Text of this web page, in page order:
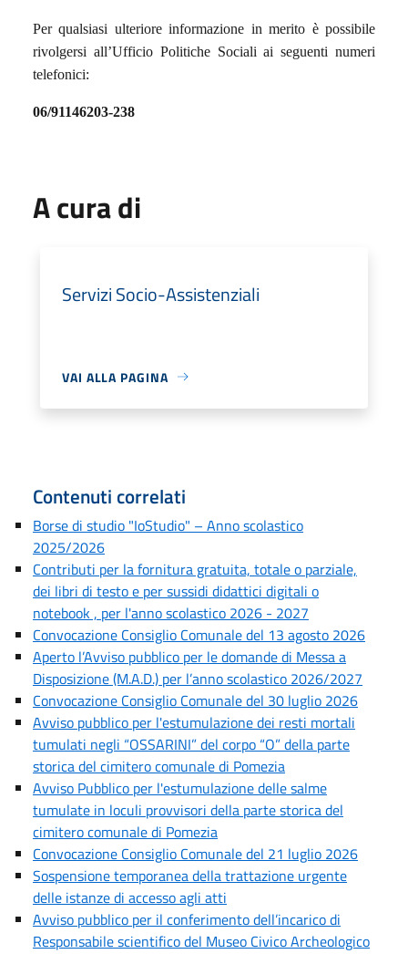
Per qualsiasi ulteriore informazione in merito è possibile
rivolgersi all’Ufficio Politiche Sociali ai seguenti numeri
telefonici:
06/91146203-238
A cura di
Servizi Socio-Assistenziali
VAI ALLA PAGINA
Contenuti correlati
Borse di studio "IoStudio" – Anno scolastico
2025/2026
Contributi per la fornitura gratuita, totale o parziale,
dei libri di testo e per sussidi didattici digitali o
notebook , per l'anno scolastico 2026 - 2027
Convocazione Consiglio Comunale del 13 agosto 2026
Aperto l’Avviso pubblico per le domande di Messa a
Disposizione (M.A.D.) per l’anno scolastico 2026/2027
Convocazione Consiglio Comunale del 30 luglio 2026
Avviso pubblico per l'estumulazione dei resti mortali
tumulati negli “OSSARINI” del corpo “O” della parte
storica del cimitero comunale di Pomezia
Avviso Pubblico per l'estumulazione delle salme
tumulate in loculi provvisori della parte storica del
cimitero comunale di Pomezia
Convocazione Consiglio Comunale del 21 luglio 2026
Sospensione temporanea della trattazione urgente
delle istanze di accesso agli atti
Avviso pubblico per il conferimento dell’incarico di
Responsabile scientifico del Museo Civico Archeologico